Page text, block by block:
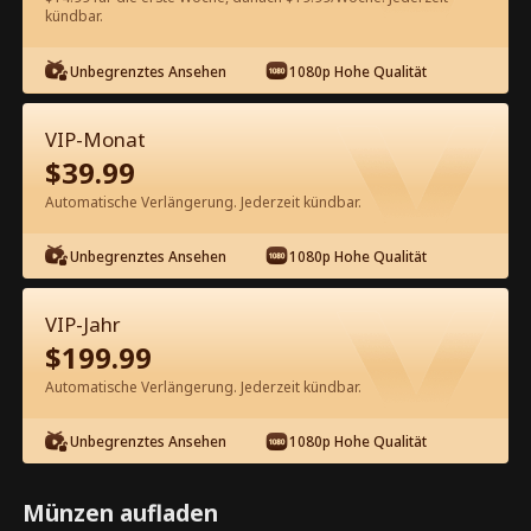
Kostenlos in der App ansehen
Episode 23 - Mut zur Flucht –
Stylische Mama auf eigenen Wegen
Kompletter Film
1-30
23 24 26 27
kündbar.
Unbegrenztes Ansehen 1080p Hohe Qualität
VIP-Monat
$39.99
Automatische Verlängerung. Jederzeit kündbar.
Unbegrenztes Ansehen 1080p Hohe Qualität
VIP-Jahr
$199.99
Automatische Verlängerung. Jederzeit kündbar.
Unbegrenztes Ansehen 1080p Hohe Qualität
Münzen aufladen